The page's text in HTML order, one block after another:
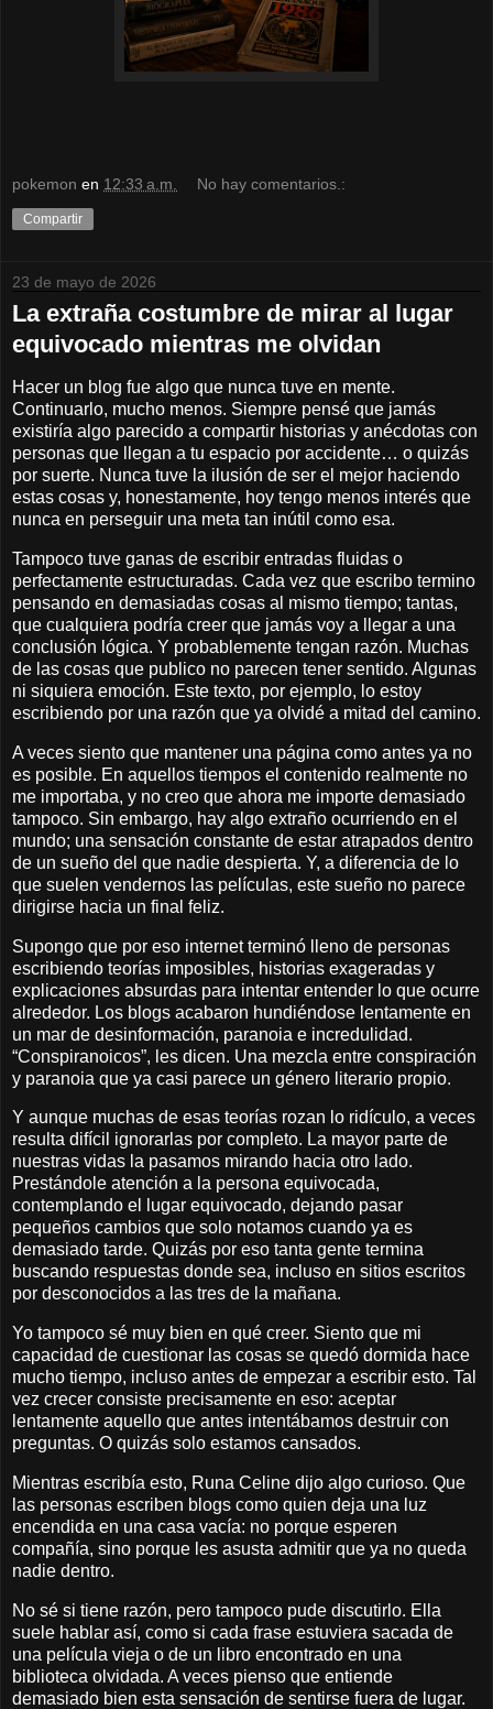
pokemon en 12:33 a.m. No hay comentarios.:
Compartir
23 de mayo de 2026
La extraña costumbre de mirar al lugar
equivocado mientras me olvidan
Hacer un blog fue algo que nunca tuve en mente.
Continuarlo, mucho menos. Siempre pensé que jamás
existiría algo parecido a compartir historias y anécdotas con
personas que llegan a tu espacio por accidente… o quizás
por suerte. Nunca tuve la ilusión de ser el mejor haciendo
estas cosas y, honestamente, hoy tengo menos interés que
nunca en perseguir una meta tan inútil como esa.
Tampoco tuve ganas de escribir entradas fluidas o
perfectamente estructuradas. Cada vez que escribo termino
pensando en demasiadas cosas al mismo tiempo; tantas,
que cualquiera podría creer que jamás voy a llegar a una
conclusión lógica. Y probablemente tengan razón. Muchas
de las cosas que publico no parecen tener sentido. Algunas
ni siquiera emoción. Este texto, por ejemplo, lo estoy
escribiendo por una razón que ya olvidé a mitad del camino.
A veces siento que mantener una página como antes ya no
es posible. En aquellos tiempos el contenido realmente no
me importaba, y no creo que ahora me importe demasiado
tampoco. Sin embargo, hay algo extraño ocurriendo en el
mundo; una sensación constante de estar atrapados dentro
de un sueño del que nadie despierta. Y, a diferencia de lo
que suelen vendernos las películas, este sueño no parece
dirigirse hacia un final feliz.
Supongo que por eso internet terminó lleno de personas
escribiendo teorías imposibles, historias exageradas y
explicaciones absurdas para intentar entender lo que ocurre
alrededor. Los blogs acabaron hundiéndose lentamente en
un mar de desinformación, paranoia e incredulidad.
“Conspiranoicos”, les dicen. Una mezcla entre conspiración
y paranoia que ya casi parece un género literario propio.
Y aunque muchas de esas teorías rozan lo ridículo, a veces
resulta difícil ignorarlas por completo. La mayor parte de
nuestras vidas la pasamos mirando hacia otro lado.
Prestándole atención a la persona equivocada,
contemplando el lugar equivocado, dejando pasar
pequeños cambios que solo notamos cuando ya es
demasiado tarde. Quizás por eso tanta gente termina
buscando respuestas donde sea, incluso en sitios escritos
por desconocidos a las tres de la mañana.
Yo tampoco sé muy bien en qué creer. Siento que mi
capacidad de cuestionar las cosas se quedó dormida hace
mucho tiempo, incluso antes de empezar a escribir esto. Tal
vez crecer consiste precisamente en eso: aceptar
lentamente aquello que antes intentábamos destruir con
preguntas. O quizás solo estamos cansados.
Mientras escribía esto, Runa Celine dijo algo curioso. Que
las personas escriben blogs como quien deja una luz
encendida en una casa vacía: no porque esperen
compañía, sino porque les asusta admitir que ya no queda
nadie dentro.
No sé si tiene razón, pero tampoco pude discutirlo. Ella
suele hablar así, como si cada frase estuviera sacada de
una película vieja o de un libro encontrado en una
biblioteca olvidada. A veces pienso que entiende
demasiado bien esta sensación de sentirse fuera de lugar.